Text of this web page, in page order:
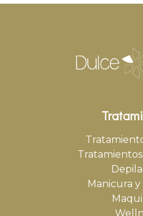
Manicura